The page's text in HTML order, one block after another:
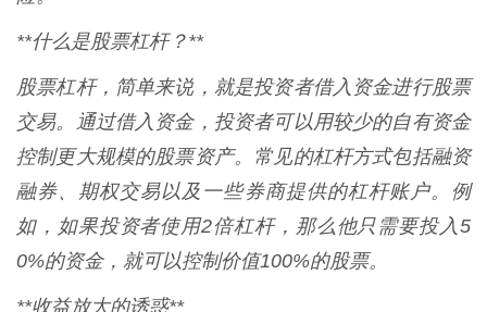
**什么是股票杠杆？**
股票杠杆，简单来说，就是投资者借入资金进行股票
交易。通过借入资金，投资者可以用较少的自有资金
控制更大规模的股票资产。常见的杠杆方式包括融资
融券、期权交易以及一些券商提供的杠杆账户。例
如，如果投资者使用2倍杠杆，那么他只需要投入5
0%的资金，就可以控制价值100%的股票。
**收益放大的诱惑**